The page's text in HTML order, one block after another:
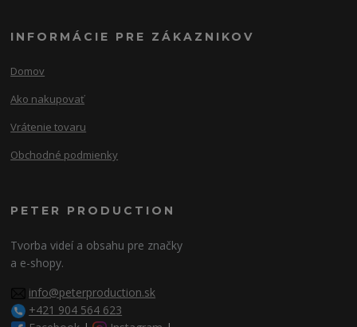
INFORMÁCIE PRE ZÁKAZNIKOV
Domov
Ako nakupovať
Vrátenie tovaru
Obchodné podmienky
PETER PRODUCTION
Tvorba videí a obsahu pre značky
a e-shopy.
info@peterproduction.sk
+421 904 564 623